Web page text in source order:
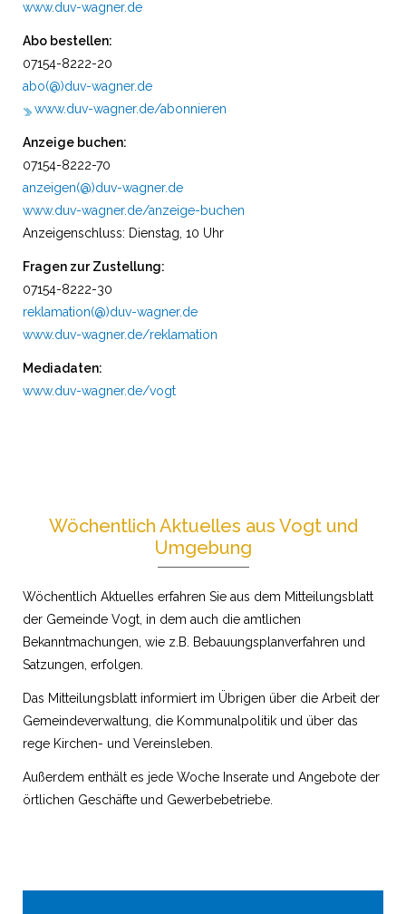
www.duv-wagner.de
Abo bestellen:
07154-8222-20
abo(@)duv-wagner.de
www.duv-wagner.de/abonnieren
Anzeige buchen:
07154-8222-70
anzeigen(@)duv-wagner.de
www.duv-wagner.de/anzeige-buchen
Anzeigenschluss: Dienstag, 10 Uhr
Fragen zur Zustellung:
07154-8222-30
reklamation(@)duv-wagner.de
www.duv-wagner.de/reklamation
Mediadaten:
www.duv-wagner.de/vogt
Wöchentlich Aktuelles aus Vogt und
Umgebung
Wöchentlich Aktuelles erfahren Sie aus dem Mitteilungsblatt
der Gemeinde Vogt, in dem auch die amtlichen
Bekanntmachungen, wie z.B. Bebauungsplanverfahren und
Satzungen, erfolgen.
Das Mitteilungsblatt informiert im Übrigen über die Arbeit der
Gemeindeverwaltung, die Kommunalpolitik und über das
rege Kirchen- und Vereinsleben.
Außerdem enthält es jede Woche Inserate und Angebote der
örtlichen Geschäfte und Gewerbebetriebe.